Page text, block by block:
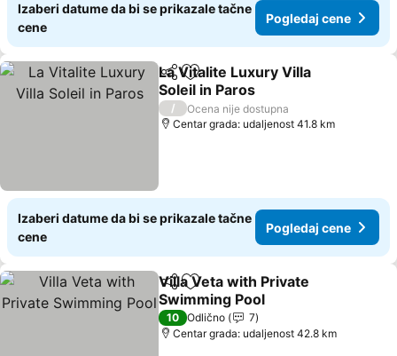
Izaberi datume da bi se prikazale tačne
cene
Pogledaj cene
Deli Dodati u favorite
La Vitalite Luxury Villa
Soleil in Paros
/
Ocena nije dostupna
Centar grada: udaljenost 41.8 km
Izaberi datume da bi se prikazale tačne
cene
Pogledaj cene
Deli Dodati u favorite
Villa Veta with Private
Swimming Pool
10 Odlično
7
Centar grada: udaljenost 42.8 km